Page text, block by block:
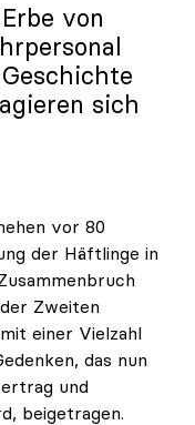
von
sich
vor 80
der Häftlinge in
Zweiten
einer Vielzahl
das nun
und
beigetragen.